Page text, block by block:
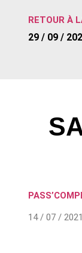
RETOUR À
29 / 09 /
14 / 07 / 2021